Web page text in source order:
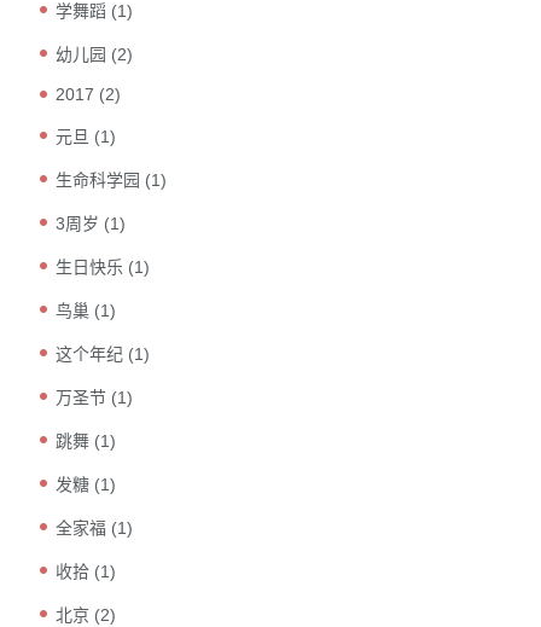
学舞蹈 (1)
幼儿园 (2)
2017 (2)
元旦 (1)
生命科学园 (1)
3周岁 (1)
生日快乐 (1)
鸟巢 (1)
这个年纪 (1)
万圣节 (1)
跳舞 (1)
发糖 (1)
全家福 (1)
收拾 (1)
北京 (2)